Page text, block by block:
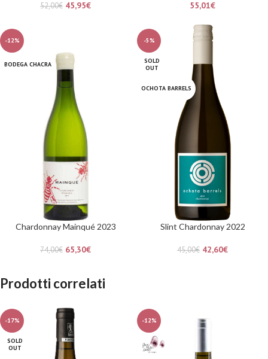
52,00€ 45,95€ 55,01€
-12%
BODEGA CHACRA
Chardonnay Mainqué 2023
74,00€ 65,30€
-5%
SOLD
OUT
OCHOTA BARRELS
Slint Chardonnay 2022
45,00€ 42,60€
Prodotti correlati
-17%
SOLD
OUT
-12%